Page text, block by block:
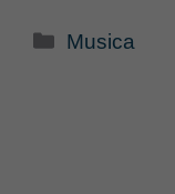
Categorie
Musica